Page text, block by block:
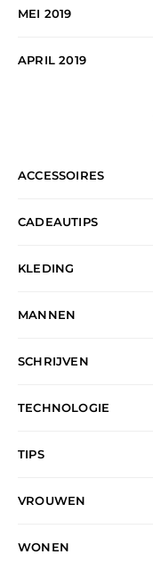
MEI 2019
APRIL 2019
ACCESSOIRES
CADEAUTIPS
KLEDING
MANNEN
SCHRIJVEN
TECHNOLOGIE
TIPS
VROUWEN
WONEN